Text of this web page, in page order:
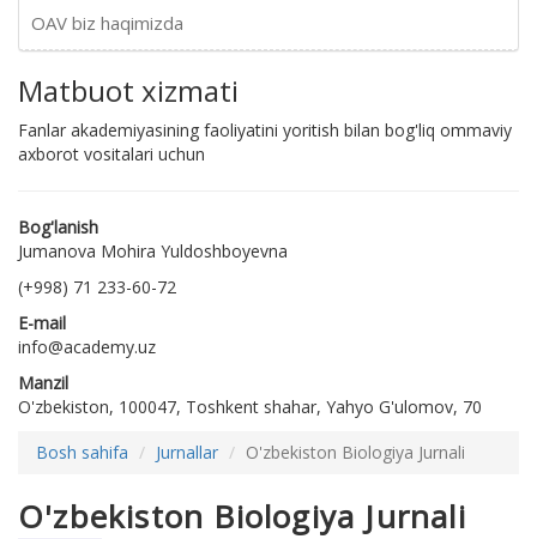
OAV biz haqimizda
Matbuot xizmati
Fanlar akademiyasining faoliyatini yoritish bilan bog'liq ommaviy
axborot vositalari uchun
Bog'lanish
Jumanova Mohira Yuldoshboyevna
(+998) 71 233-60-72
E-mail
info@academy.uz
Manzil
O'zbekiston, 100047, Toshkent shahar, Yahyo G'ulomov, 70
Bosh sahifa
Jurnallar O'zbekiston Biologiya Jurnali
O'zbekiston Biologiya Jurnali